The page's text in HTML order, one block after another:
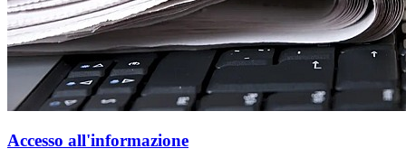
Accesso all'informazione